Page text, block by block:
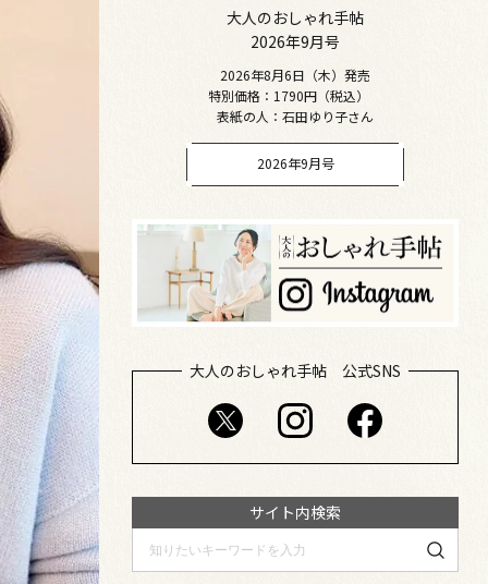
大人のおしゃれ手帖
2026年9月号
2026年8月6日（木）発売
特別価格：1790円（税込）
表紙の人：石田ゆり子さん
2026年9月号
大人のおしゃれ手帖 公式SNS
サイト内検索